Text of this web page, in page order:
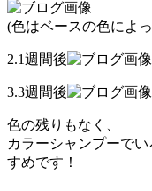
(色はベースの色によ
2.1週間後
3.3週間後
色の残りもなく、
カラーシャンプーで
すめです！